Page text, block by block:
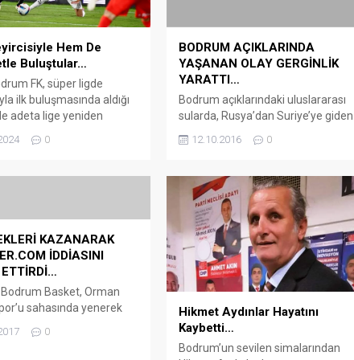
Hem De
Buluştular…
FK, süper ligde
ilk buluşmasında aldığı
adeta lige yeniden
Futbol Kulübü
ilk yarıda bulduğu iki
ligdeki ilk 3...
0
BODRUM AÇIKLARINDA
YAŞANAN OLAY GERGİNLİK
YARATTI…
Bodrum açıklarındaki uluslararası
sularda, Rusya’dan Suriye’ye giden
gemiye yapılan müdahale gerginlik
tarafından durdurulan gemiye
yapılan müdahaleyi iki Türk Sahil
Güvenlik botu da müdahale
etmeyip, gelişmeleri uzaktan takip
etti. Geçen hafta Rusya’dan
Suriye’ye gitmek için denize açılan
kargo gemisine, bugün öğlen
saatlerinde...
12.10.2016 0
KAZANARAK
İDDİASINI
Bodrum Basket, Orman
sahasında yenerek
Final’in 2. Maçları
0
Hikmet Aydınlar Hayatını
Kaybetti…
Bodrum’un sevilen simalarından